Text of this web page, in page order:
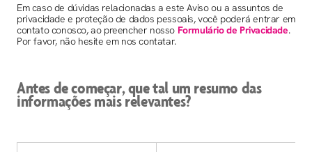
Em caso de dúvidas relacionadas a este Aviso ou a assuntos de
privacidade e proteção de dados pessoais, você poderá entrar em
contato conosco, ao preencher nosso Formulário de Privacidade.
Por favor, não hesite em nos contatar.
Antes de começar, que tal um resumo das
informações mais relevantes?